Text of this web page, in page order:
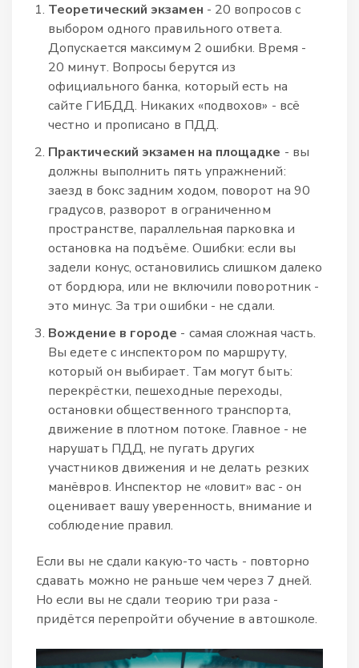
Теоретический экзамен - 20 вопросов с
выбором одного правильного ответа.
Допускается максимум 2 ошибки. Время -
20 минут. Вопросы берутся из
официального банка, который есть на
сайте ГИБДД. Никаких «подвохов» - всё
честно и прописано в ПДД.
Практический экзамен на площадке - вы
должны выполнить пять упражнений:
заезд в бокс задним ходом, поворот на 90
градусов, разворот в ограниченном
пространстве, параллельная парковка и
остановка на подъёме. Ошибки: если вы
задели конус, остановились слишком далеко
от бордюра, или не включили поворотник -
это минус. За три ошибки - не сдали.
Вождение в городе - самая сложная часть.
Вы едете с инспектором по маршруту,
который он выбирает. Там могут быть:
перекрёстки, пешеходные переходы,
остановки общественного транспорта,
движение в плотном потоке. Главное - не
нарушать ПДД, не пугать других
участников движения и не делать резких
манёвров. Инспектор не «ловит» вас - он
оценивает вашу уверенность, внимание и
соблюдение правил.
Если вы не сдали какую-то часть - повторно
сдавать можно не раньше чем через 7 дней.
Но если вы не сдали теорию три раза -
придётся перепройти обучение в автошколе.